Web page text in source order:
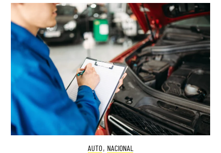
AUTO, NACIONAL